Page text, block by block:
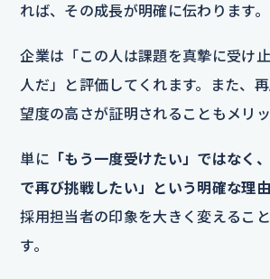
れば、その成長が明確に伝わります。
企業は「この人は課題を真摯に受け
人だ」と評価してくれます。また、
望度の高さが証明されることもメリッ
単に 「もう一度受けたい」ではなく
で再び挑戦したい」という明確な理
採用担当者の印象を大きく変えるこ
す。